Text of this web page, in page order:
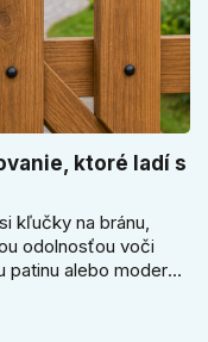
ktoré ladí s
kľučky na bránu,
odolnosťou voči
alebo moderné
ktorá prežije